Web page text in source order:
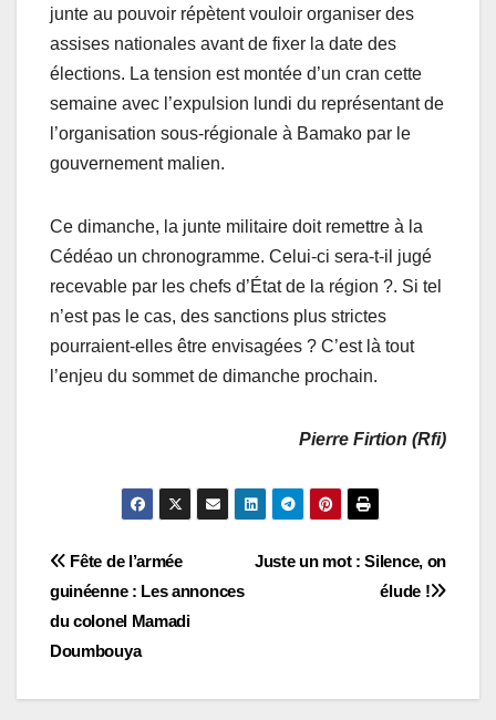
junte au pouvoir répètent vouloir organiser des
assises nationales avant de fixer la date des
élections. La tension est montée d’un cran cette
semaine avec l’expulsion lundi du représentant de
l’organisation sous-régionale à Bamako par le
gouvernement malien.
Ce dimanche, la junte militaire doit remettre à la
Cédéao un chronogramme. Celui-ci sera-t-il jugé
recevable par les chefs d’État de la région ?. Si tel
n’est pas le cas, des sanctions plus strictes
pourraient-elles être envisagées ? C’est là tout
l’enjeu du sommet de dimanche prochain.
Pierre Firtion (Rfi)
Navigation
de
l’article
Juste un mot : Silence, on
élude !
Fête de l’armée
guinéenne : Les annonces
du colonel Mamadi
Doumbouya